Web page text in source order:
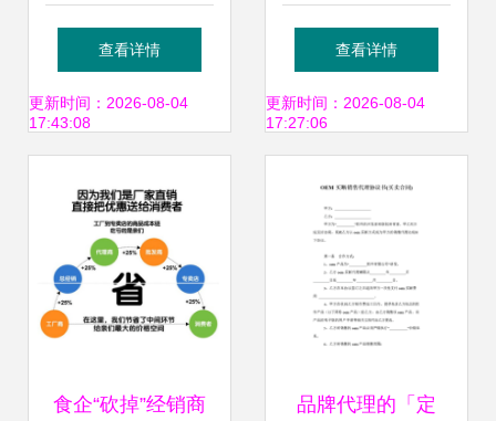
品牌价值 高唐县福
州码头食品厂山东
查看详情
更新时间：2026-08-04
17:43:08
开发技术及销售代
理的价值与应用
查看详情
更新时间：2026-08-04
17:27:06
食企“砍掉”经销商 品牌代理的「定